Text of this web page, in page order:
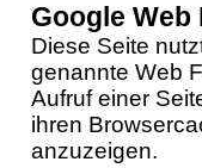
Google Web
Diese Seite
genannte Web
Aufruf einer
ihren
anzuzeigen.